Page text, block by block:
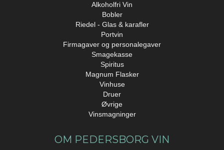
Alkoholfri Vin
Bobler
Riedel - Glas & karafler
Portvin
Firmagaver og personalegaver
Smagekasse
Spiritus
Magnum Flasker
Vinhuse
Druer
Øvrige
Vinsmagninger
OM PEDERSBORG VIN